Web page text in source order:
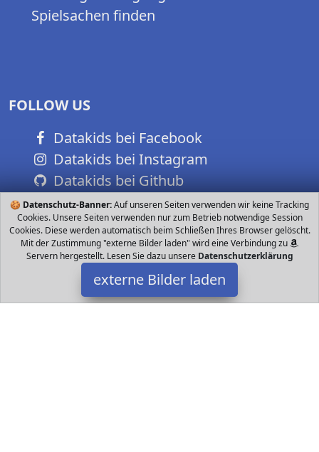
🍪 Datenschutz-Banner:Auf unseren Seiten verwenden wir keine Tracking
Cookies. Unsere Seiten verwenden nur zum Betrieb notwendige Session
Cookies. Diese werden automatisch beim Schließen Ihres Browser gelöscht.
Mit der Zustimmung "externe Bilder laden" wird eine Verbindung zu
Servern hergestellt. Lesen Sie dazu unsere Datenschutzerklärung
externe Bilder laden
Spielsachen finden
FOLLOW US
Datakids bei Facebook
Datakids bei Instagram
Datakids bei Github